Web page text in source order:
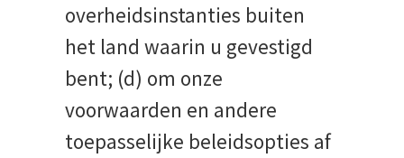
overheidsinstanties buiten
het land waarin u gevestigd
bent; (d) om onze
voorwaarden en andere
toepasselijke beleidsopties af